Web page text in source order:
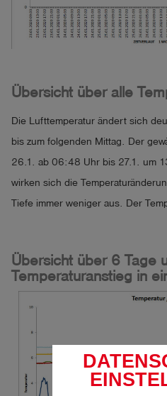
Übersicht über alle
Die Lufttemperatur ändert sich
bis zum folgenden Mittag. Der
26.1. ab 06:48 Uhr bis 27.1. um
wirken sich die
Tiefe immer weniger aus. Der
Übersicht über 6 Tage
Temperaturanstieg in